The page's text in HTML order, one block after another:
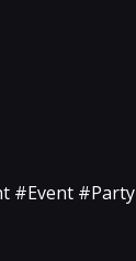
#Event #Party